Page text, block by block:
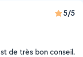
5/5
de très bon conseil.